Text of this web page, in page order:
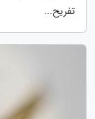
تفریح...